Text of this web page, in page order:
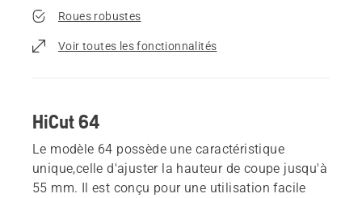
Roues robustes
Voir toutes les fonctionnalités
HiCut 64
Le modèle 64 possède une caractéristique
unique,celle d'ajuster la hauteur de coupe jusqu'à
55 mm. Il est conçu pour une utilisation facile